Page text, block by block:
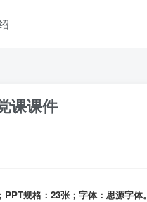
课课件
PPT规格：23张；字体：思源字体。